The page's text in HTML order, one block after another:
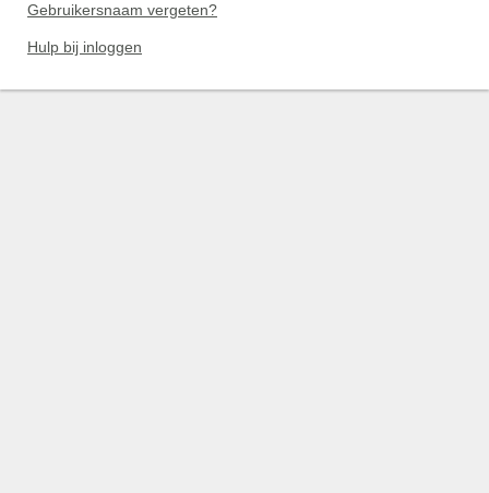
Gebruikersnaam vergeten?
Hulp bij inloggen